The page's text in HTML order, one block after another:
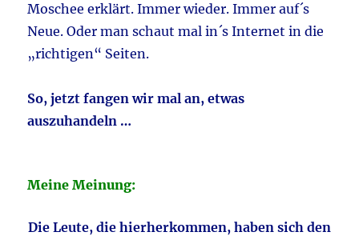
Moschee erklärt. Immer wieder. Immer auf´s
Neue. Oder man schaut mal in´s Internet in die
„richtigen“ Seiten.
So, jetzt fangen wir mal an, etwas
auszuhandeln …
Meine Meinung:
Die Leute, die hierherkommen, haben sich den